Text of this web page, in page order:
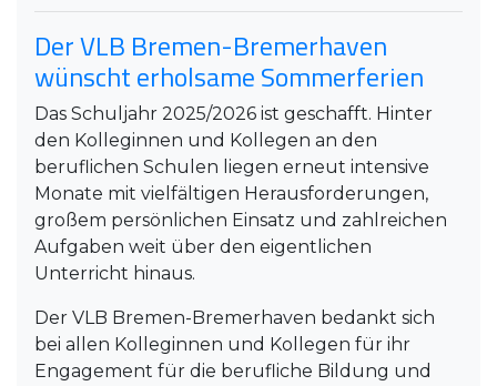
Der VLB Bremen-Bremerhaven
wünscht erholsame Sommerferien
Das Schuljahr 2025/2026 ist geschafft. Hinter
den Kolleginnen und Kollegen an den
beruflichen Schulen liegen erneut intensive
Monate mit vielfältigen Herausforderungen,
großem persönlichen Einsatz und zahlreichen
Aufgaben weit über den eigentlichen
Unterricht hinaus.
Der VLB Bremen-Bremerhaven bedankt sich
bei allen Kolleginnen und Kollegen für ihr
Engagement für die berufliche Bildung und